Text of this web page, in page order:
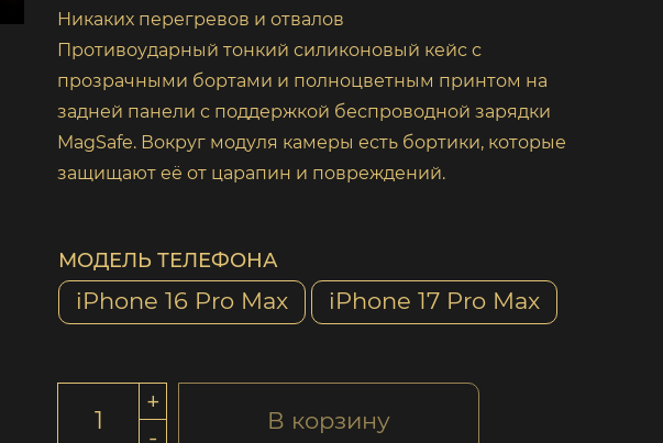
Никаких перегревов и отвалов
Противоударный тонкий силиконовый кейс с
прозрачными бортами и полноцветным принтом на
задней панели с поддержкой беспроводной зарядки
MagSafe. Вокруг модуля камеры есть бортики, которые
защищают её от царапин и повреждений.
МОДЕЛЬ ТЕЛЕФОНА
iPhone 16 Pro Max iPhone 17 Pro Max
+
В корзину